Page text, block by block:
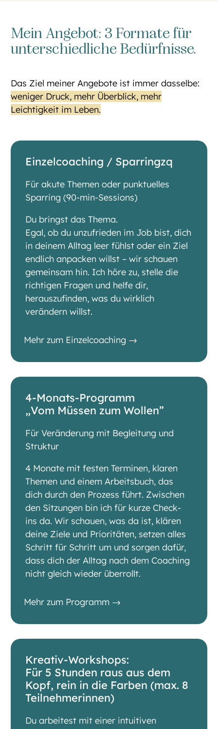
Mein Angebot: 3 Formate für
unterschiedliche Bedürfnisse.
Das Ziel meiner Angebote ist immer dasselbe:
weniger Druck, mehr Überblick, mehr
Leichtigkeit im Leben.
Einzelcoaching / Sparringzq
Für akute Themen oder punktuelles
Sparring (90-min-Sessions)
Du bringst das Thema.
Egal, ob du unzufrieden im Job bist, dich
in deinem Alltag leer fühlst oder ein Ziel
endlich anpacken willst – wir schauen
gemeinsam hin. Ich höre zu, stelle die
richtigen Fragen und helfe dir,
herauszufinden, was du wirklich
verändern willst.
Mehr zum Einzelcoaching →
4-Monats-Programm
„Vom Müssen zum Wollen”
Für Veränderung mit Begleitung und
Struktur
4 Monate mit festen Terminen, klaren
Themen und einem Arbeitsbuch, das
dich durch den Prozess führt. Zwischen
den Sitzungen bin ich für kurze Check-
ins da. Wir schauen, was da ist, klären
deine Ziele und Prioritäten, setzen alles
Schritt für Schritt um und sorgen dafür,
dass dich der Alltag nach dem Coaching
nicht gleich wieder überrollt.
Mehr zum Programm →
Kreativ-Workshops:
Für 5 Stunden raus aus dem
Kopf, rein in die Farben (max. 8
Teilnehmerinnen)
Du arbeitest mit einer intuitiven